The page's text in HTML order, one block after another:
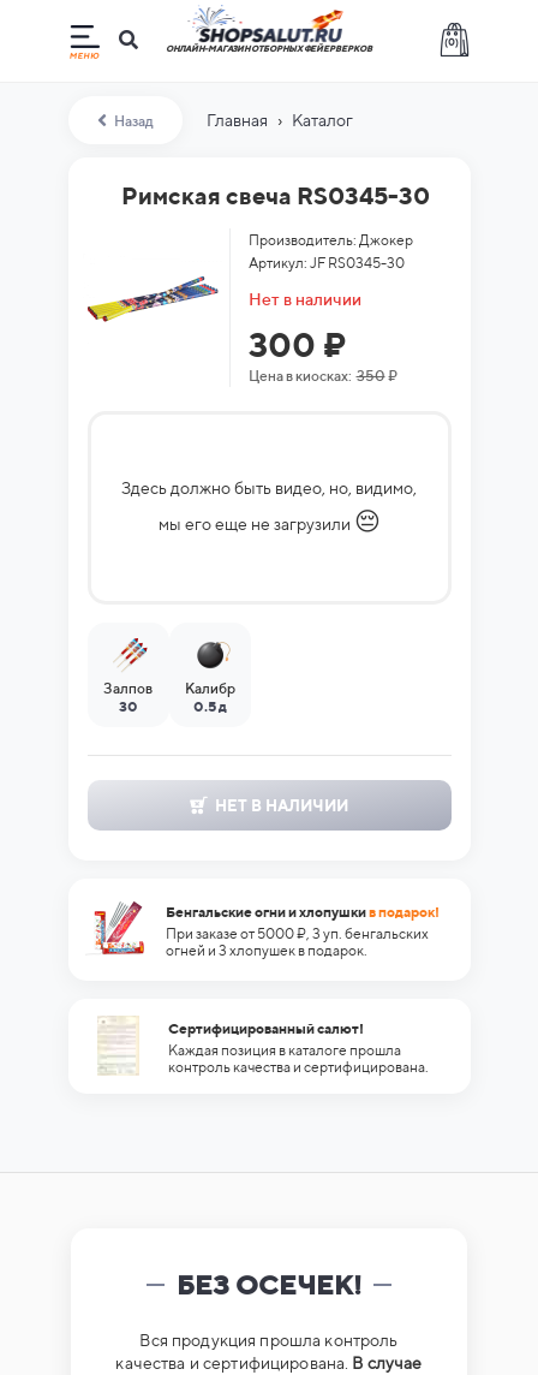
(0)
ОНЛАЙН-МАГАЗИН ОТБОРНЫХ ФЕЙЕРВЕРКОВ
Назад Главная › Каталог
Римская свеча RS0345-30
Производитель: Джокер
Артикул: JF RS0345-30
Нет в наличии
300 ₽
Цена в киосках:350₽
Здесь должно быть видео, но, видимо,
мы его еще не загрузили 😔
Залпов
30
Калибр
0.5 д
НЕТ В НАЛИЧИИ
Бенгальские огни и хлопушкив подарок!
При заказе от 5000 ₽, 3 уп. бенгальских
огней и 3 хлопушек в подарок.
Сертифицированный салют!
Каждая позиция в каталоге прошла
контроль качества и сертифицирована.
БЕЗ ОСЕЧЕК!
Вся продукция прошла контроль
качества и сертифицирована. В случае